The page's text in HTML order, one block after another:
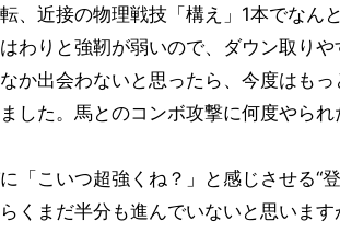
、近接の物理戦技「構え」1本でなん
わりと強靭が弱いので、ダウン取りや
か出会わないと思ったら、今度はもっ
した。馬とのコンボ攻撃に何度やられ
「こいつ超強くね？」と感じさせる“
くまだ半分も進んでいないと思いま